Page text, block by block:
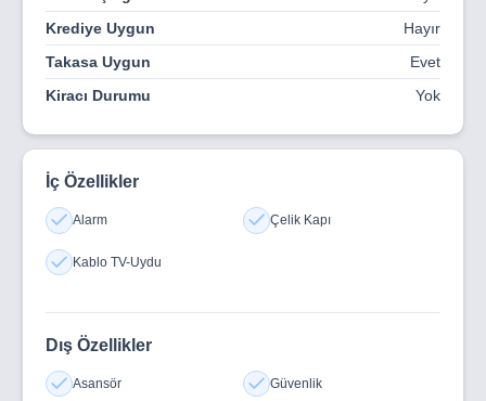
Krediye Uygun
Hayır
Takasa Uygun
Evet
Kiracı Durumu
Yok
İç Özellikler
Alarm Çelik Kapı
Kablo TV-Uydu
Dış Özellikler
Asansör Güvenlik